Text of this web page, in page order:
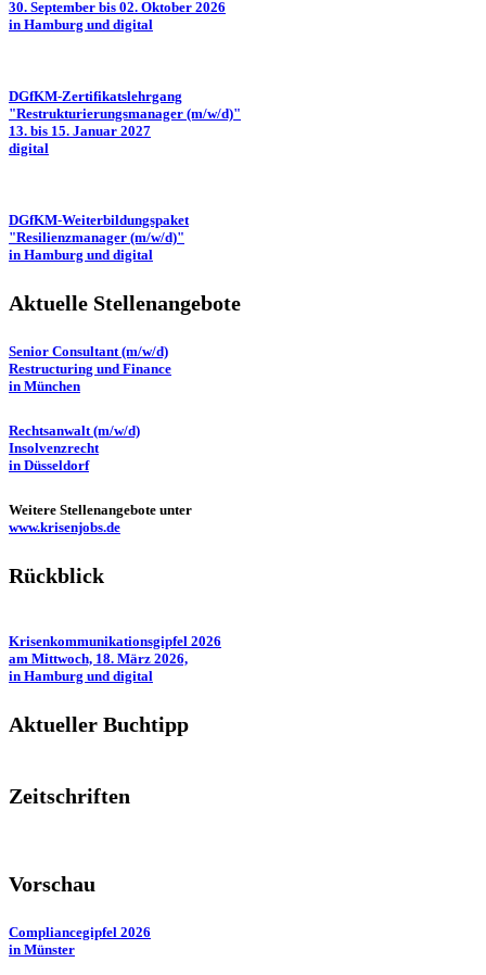
30. September bis 02. Oktober 2026
in Hamburg und digital
DGfKM-Zertifikatslehrgang
"Restrukturierungsmanager (m/w/d)"
13. bis 15. Januar 2027
digital
DGfKM-Weiterbildungspaket
"Resilienzmanager (m/w/d)"
in Hamburg und digital
Aktuelle Stellenangebote
Senior Consultant (m/w/d)
Restructuring und Finance
in München
Rechtsanwalt (m/w/d)
Insolvenzrecht
in Düsseldorf
Weitere Stellenangebote unter
www.krisenjobs.de
Rückblick
Krisenkommunikationsgipfel 2026
am Mittwoch, 18. März 2026,
in Hamburg und digital
Aktueller Buchtipp
Zeitschriften
Vorschau
Compliancegipfel 2026
in Münster